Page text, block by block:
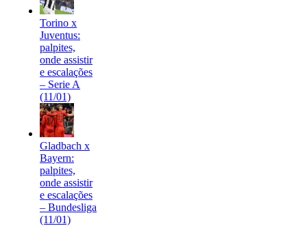
Torino x
Juventus:
palpites,
onde assistir
e escalações
– Serie A
(11/01)
Gladbach x
Bayern:
palpites,
onde assistir
e escalações
– Bundesliga
(11/01)